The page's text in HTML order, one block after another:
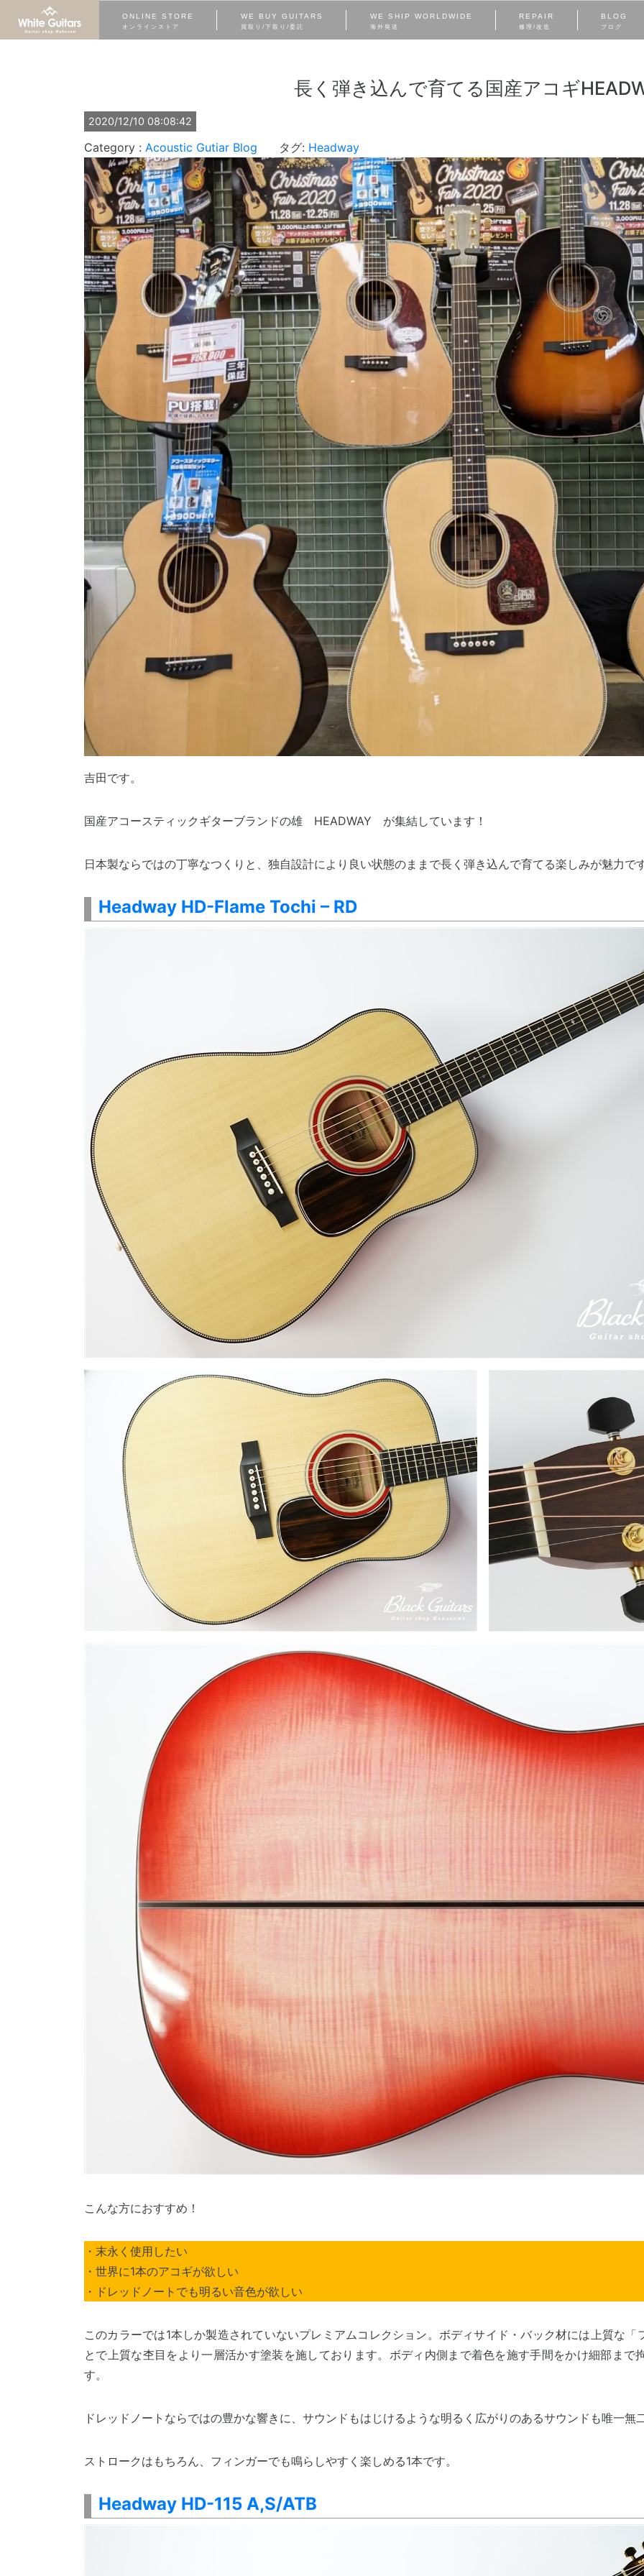
ONLINE STORE
オンラインストア
WE BUY GUITARS
買取り/下取り/委託
WE SHIP WORLDWIDE
海外発送
REPAIR
修理/改造
BLOG
ブログ
長く弾き込んで育てる国産アコギ
2020/12/10 08:08:42
Acoustic Gutiar Blog タグ: Headway
吉田です。
国産アコースティックギターブランドの雄 HEADWAY が集結しています！
日本製ならではの丁寧なつくりと、独自設計により良い状態のままで長く弾き込んで育てる楽しみが魅力で
Headway HD-Flame Tochi – RD
こんな方におすすめ！
・末永く使用したい
・世界に1本のアコギが欲しい
・ドレッドノートでも明るい音色が欲しい
このカラーでは1本しか製造されていないプレミアムコレクション。ボディサイド・バック材には上質な
とで上質な杢目をより一層活かす塗装を施しております。ボディ内側まで着色を施す手間をかけ細部ま
す。
ドレッドノートならではの豊かな響きに、サウンドもはじけるような明るく広がりのあるサウンドも唯一無
ストロークはもちろん、フィンガーでも鳴らしやすく楽しめる1本です。
Headway HD-115 A,S/ATB